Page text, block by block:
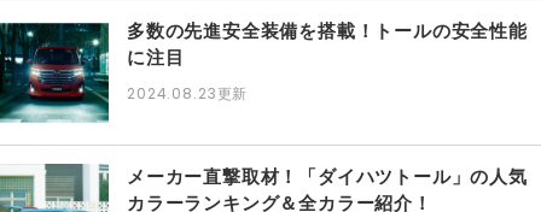
多数の先進安全装備を搭載！トールの安全性能
に注目
2024.08.23更新
メーカー直撃取材！「ダイハツトール」の人気
カラーランキング＆全カラー紹介！